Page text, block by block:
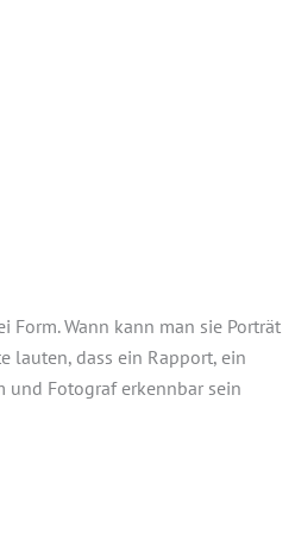
Wann kann man sie Porträt
lauten, dass ein Rapport, ein
und Fotograf erkennbar sein